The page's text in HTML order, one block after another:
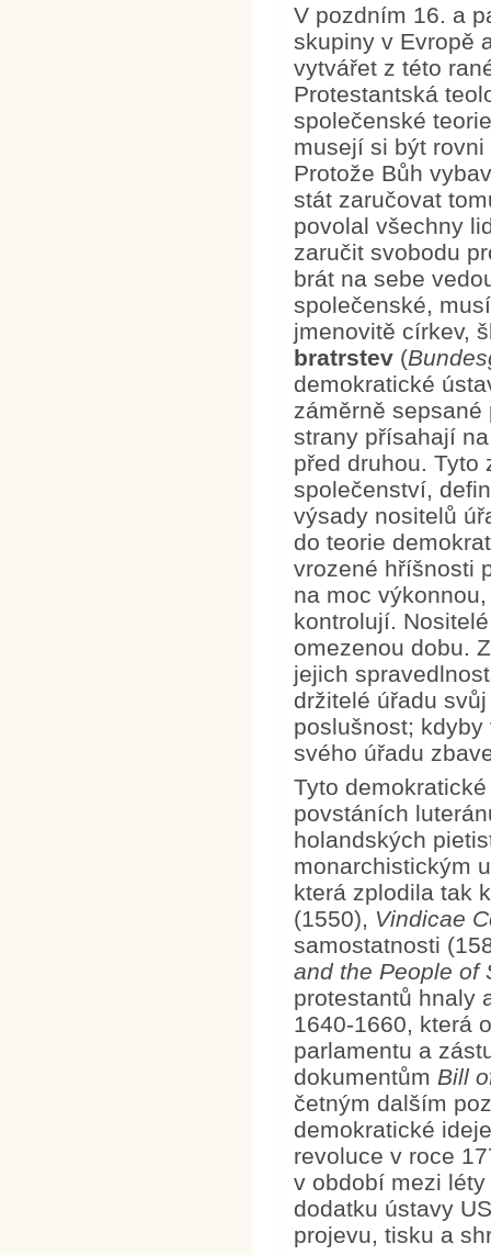
V pozdním 16. a
skupiny v Evropě
vytvářet z této
Protestantská
společenské
musejí si být
Protože Bůh
stát zaručovat
povolal všechny
zaručit svobodu
brát na sebe
společenské,
jmenovitě církev,
bratrstev (
demokratické
záměrně
strany přísahají
před druhou.
společenství,
výsady nositelů
do teorie
vrozené hříšnosti
na moc
kontrolují.
omezenou dobu.
jejich
držitelé úřadu
poslušnost;
svého úřadu
Tyto
povstáních
holandských
monarchistickým
která zplodila tak
(1550), Vindicae
samostatnosti
and the People of
protestantů hnaly
1640-1660, která
parlamentu a
dokumentům Bill
četným dalším
demokratické
revoluce v roce
v období mezi
dodatku ústavy
projevu, tisku a